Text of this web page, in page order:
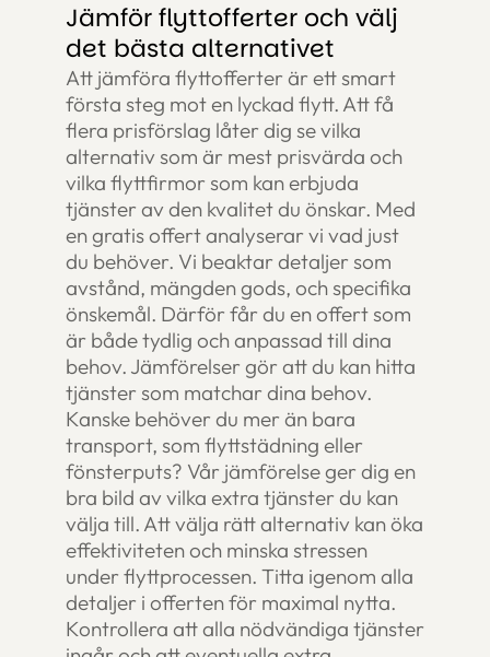
Jämför flyttofferter och välj
det bästa alternativet
Att jämföra flyttofferter är ett smart
första steg mot en lyckad flytt. Att få
flera prisförslag låter dig se vilka
alternativ som är mest prisvärda och
vilka flyttfirmor som kan erbjuda
tjänster av den kvalitet du önskar. Med
en gratis offert analyserar vi vad just
du behöver. Vi beaktar detaljer som
avstånd, mängden gods, och specifika
önskemål. Därför får du en offert som
är både tydlig och anpassad till dina
behov. Jämförelser gör att du kan hitta
tjänster som matchar dina behov.
Kanske behöver du mer än bara
transport, som flyttstädning eller
fönsterputs? Vår jämförelse ger dig en
bra bild av vilka extra tjänster du kan
välja till. Att välja rätt alternativ kan öka
effektiviteten och minska stressen
under flyttprocessen. Titta igenom alla
detaljer i offerten för maximal nytta.
Kontrollera att alla nödvändiga tjänster